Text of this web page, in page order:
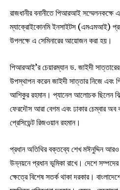
রাজধানীর বনানীতে পিআরআই সম্মেলনকক্ষে
ম্যাক্রোইকোনমি ইনসাইটস (এমএমআই)
উপলক্ষে এ সেমিনারের আয়োজন করা হয়।
পিআরআই’র চেয়ারম্যান ড. জাইদী
উপস্থাপন করেন জাইদী সাত্তার নিজে এবং
আশিকুর রহমান। প্যানেল আলোচক ছিলেন
ফেরদৌস আরা বেগম এবং ঢাকার চেম্বার অব
প্রেসিডেন্ট রিজওয়ান রহমান।
প্রধান অতিথির বক্তব্যে শেখ মঈনুদ্দিন আরও
উন্নয়নে প্রধান ভূমিকা রাখে। দেশে
ক্ষেত্রে বিশেষ সতর্ক থাকা দরকার।